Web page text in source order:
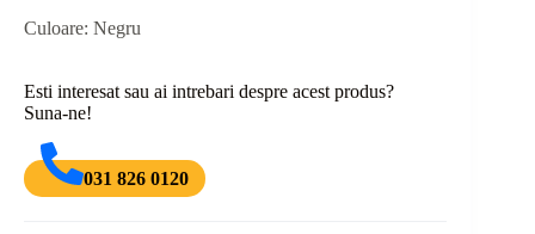
Culoare: Negru
Esti interesat sau ai intrebari despre acest produs?
Suna-ne!
031 826 0120